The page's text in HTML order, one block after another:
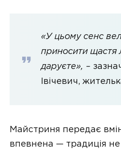
«У цьому сенс
приносити щастя
даруєте», –
Івічевич,
Майстриня передає
впевнена — традиція